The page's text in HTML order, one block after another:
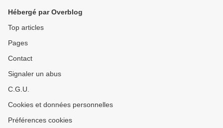
Hébergé par Overblog
Top articles
Pages
Contact
Signaler un abus
C.G.U.
Cookies et données personnelles
Préférences cookies